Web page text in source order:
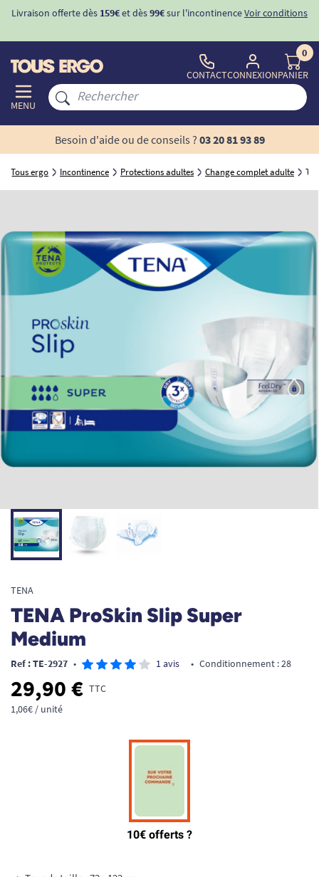
-10%avec le code "BIENVENUE" pourla 1ère commande
MENU
CONTACTCONNEXION
0
PANIER
Besoin d'aide ou de conseils ? 03 20 81 93 89
Tous ergo Incontinence Protections adultes Change complet adulte
TENA
TENA ProSkin Slip Super
Medium
Ref : TE-2927 • 1 avis • Conditionnement : 28
29,90 € TTC
1,06€ / unité